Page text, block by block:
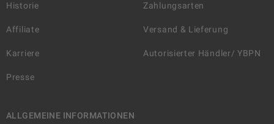
Historie
Affiliate
Karriere
Presse
Zahlungsarten
Versand & Lieferung
Autorisierter Händler/ YBPN
ALLGEMEINE INFORMATIONEN